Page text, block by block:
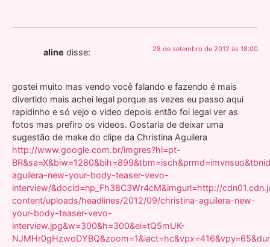
aline disse: 28 de setembro de 2012 às 18:00
gostei muito mas vendo você falando e fazendo é mais
divertido mais achei legal porque as vezes eu passo aqui
rapidinho e só vejo o video depois então foi legal ver as
fotos mas prefiro os videos. Gostaria de deixar uma
sugestão de make do clipe da Christina Aguilera
http://www.google.com.br/imgres?hl=pt-
aguilera-new-your-body-teaser-vevo-
interview/&docid=np_Fh38C3Wr4cM&imgurl=http://
content/uploads/headlines/2012/09/christina-aguilera-new-
your-body-teaser-vevo-
interview.jpg&w=300&h=300&ei=tQ5mUK-